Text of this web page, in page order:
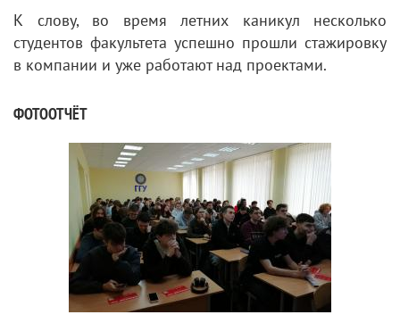
К слову, во время летних каникул несколько
студентов факультета успешно прошли стажировку
в компании и уже работают над проектами.
ФОТООТЧЁТ